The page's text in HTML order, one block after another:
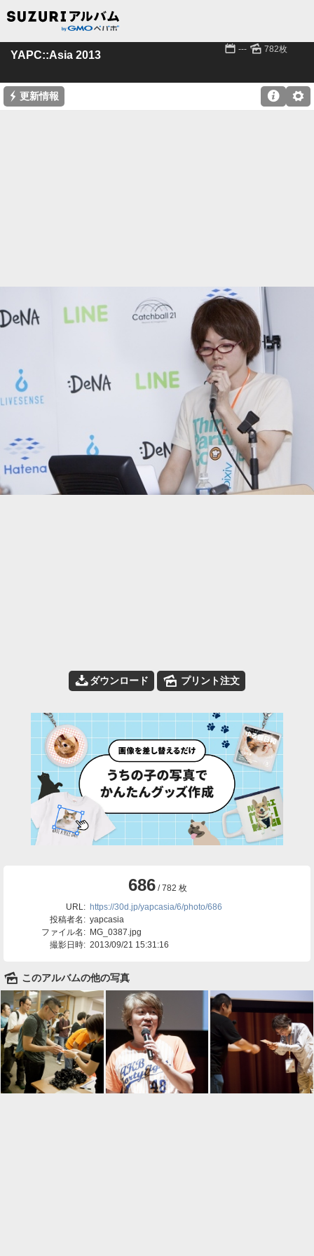
YAPC::Asia 2013 📅 --- 🌄 782枚
⚡ 更新情報 ⚙

📥ダウンロード 🌄 プリント注文
686/ 782 枚
URL: https://30d.jp/yapcasia/6/photo/686
投稿者名: yapcasia
ファイル名: MG_0387.jpg
撮影日時: 2013/09/21 15:31:16
🌄 このアルバムの他の写真